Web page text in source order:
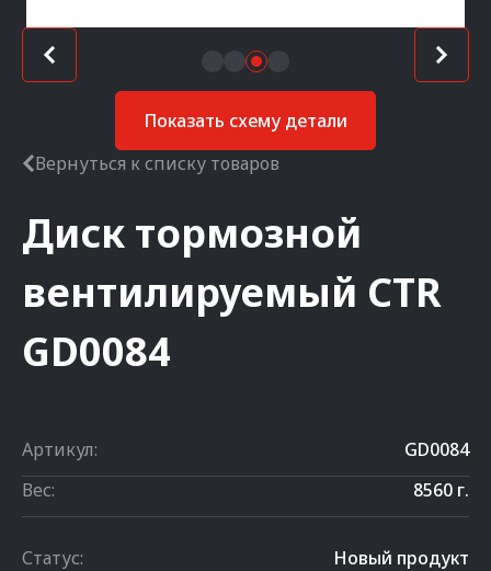
Показать схему детали
Вернуться к списку товаров
Диск тормозной
вентилируемый CTR
GD0084
Артикул:
GD0084
Вес:
8560 г.
Статус: Новый продукт